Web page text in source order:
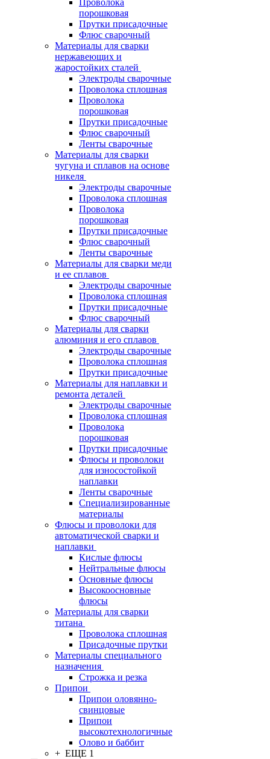
Проволока
порошковая
Прутки присадочные
Флюс сварочный
Материалы для сварки
нержавеющих и
жаростойких сталей
Электроды сварочные
Проволока сплошная
Проволока
порошковая
Прутки присадочные
Флюс сварочный
Ленты сварочные
Материалы для сварки
чугуна и сплавов на основе
никеля
Электроды сварочные
Проволока сплошная
Проволока
порошковая
Прутки присадочные
Флюс сварочный
Ленты сварочные
Материалы для сварки меди
и ее сплавов
Электроды сварочные
Проволока сплошная
Прутки присадочные
Флюс сварочный
Материалы для сварки
алюминия и его сплавов
Электроды сварочные
Проволока сплошная
Прутки присадочные
Материалы для наплавки и
ремонта деталей
Электроды сварочные
Проволока сплошная
Проволока
порошковая
Прутки присадочные
Флюсы и проволоки
для износостойкой
наплавки
Ленты сварочные
Специализированные
материалы
Флюсы и проволоки для
автоматической сварки и
наплавки
Кислые флюсы
Нейтральные флюсы
Основные флюсы
Высокоосновные
флюсы
Материалы для сварки
титана
Проволока сплошная
Присадочные прутки
Материалы специального
назначения
Строжка и резка
Припои
Припои оловянно-
свинцовые
Припои
высокотехнологичные
Олово и баббит
+ ЕЩЕ 1